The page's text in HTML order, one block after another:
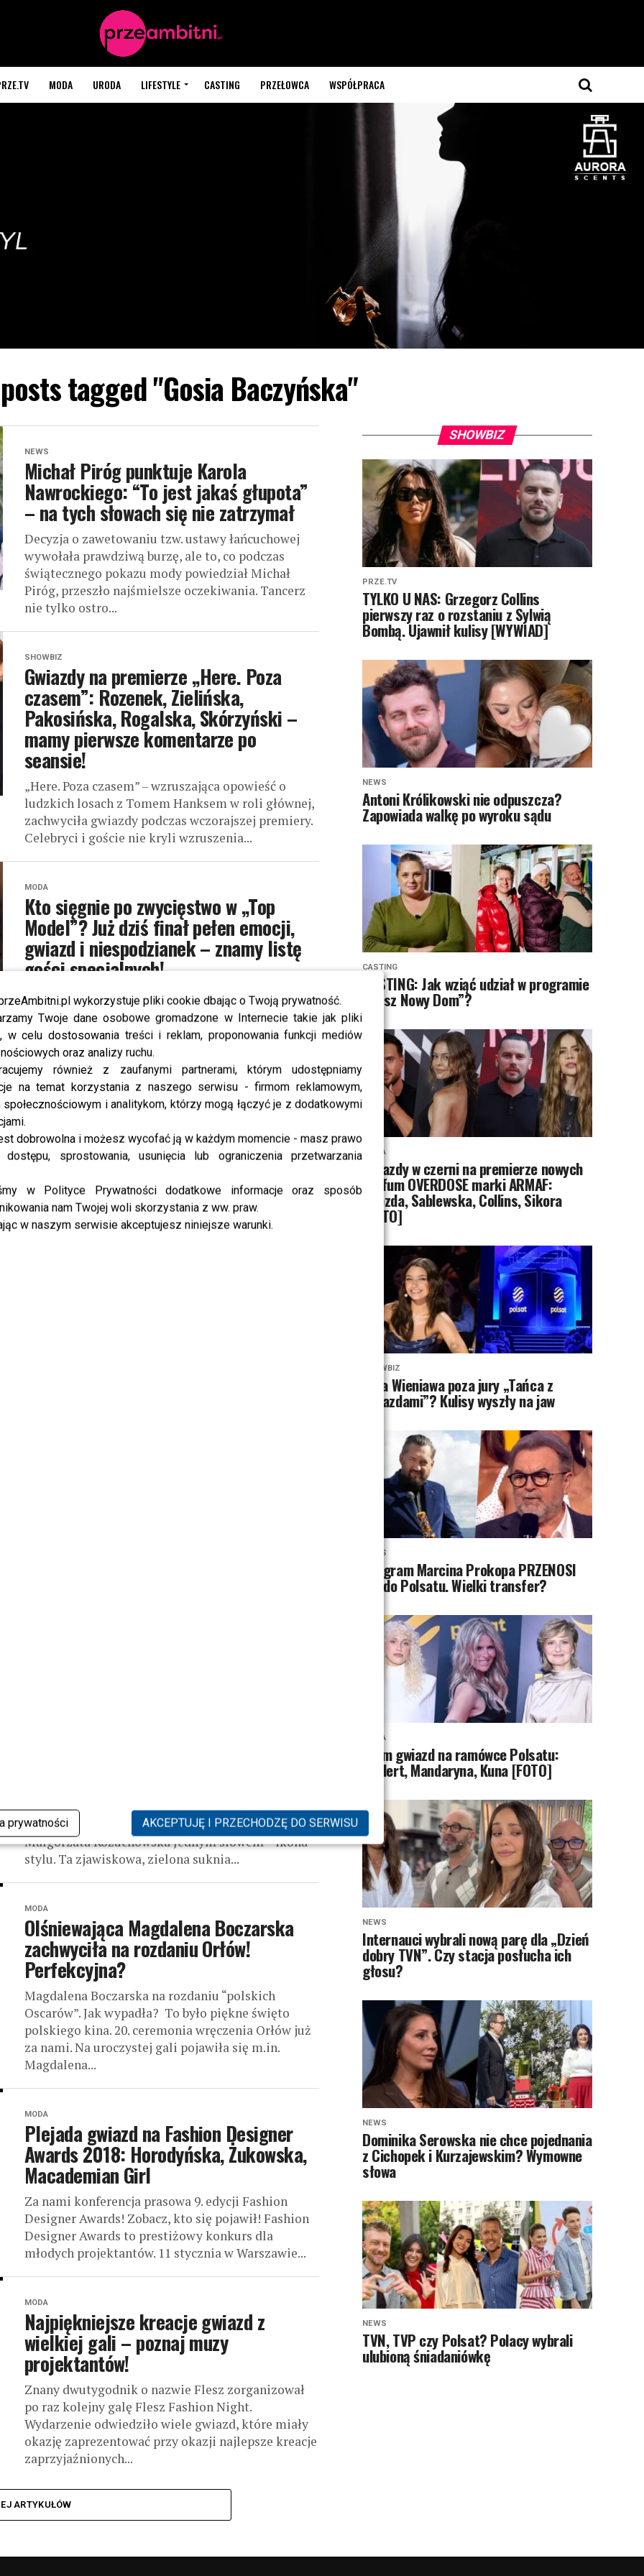
wykorzystuje pliki cookie dbając o Twoją prywatność.
Twoje dane osobowe gromadzone w Internecie takie jak pliki
w celu dostosowania treści i reklam, proponowania funkcji mediów
oraz analizy ruchu.
również z zaufanymi partnerami, którym udostępniamy
na temat korzystania z naszego serwisu - firmom reklamowym,
społecznościowym i analitykom, którzy mogą łączyć je z dodatkowymi
dobrowolna i możesz wycofać ją w każdym momencie - masz prawo
dostępu, sprostowania, usunięcia lub ograniczenia przetwarzania
w Polityce Prywatności dodatkowe informacje oraz sposób
nam Twojej woli skorzystania z ww. praw.
w naszym serwisie akceptujesz niniejsze warunki.
prywatności AKCEPTUJĘ I PRZECHODZĘ DO SERWISU
MODA URODA LIFESTYLE CASTING PRZEŁOWCA WSPÓŁPRACA
tagged "Gosia Baczyńska"
NEWS
Michał Piróg punktuje Karola
Nawrockiego: “To jest jakaś głupota”
– na tych słowach się nie zatrzymał
Decyzja o zawetowaniu tzw. ustawy łańcuchowej
wywołała prawdziwą burzę, ale to, co podczas
świątecznego pokazu mody powiedział Michał
Piróg, przeszło najśmielsze oczekiwania. Tancerz
nie tylko ostro...
SHOWBIZ
Gwiazdy na premierze „Here. Poza
czasem”: Rozenek, Zielińska,
Pakosińska, Rogalska, Skórzyński –
mamy pierwsze komentarze po
seansie!
„Here. Poza czasem” – wzruszająca opowieść o
ludzkich losach z Tomem Hanksem w roli głównej,
zachwyciła gwiazdy podczas wczorajszej premiery.
Celebryci i goście nie kryli wzruszenia...
MODA
Kto sięgnie po zwycięstwo w „Top
Model”? Już dziś finał pełen emocji,
gwiazd i niespodzianek – znamy listę
gości specjalnych!
Już dziś widzowie poznają zwycięzcę 13. edycji „Top
Model”. Walka o tytuł będzie zacięta, a emocje
sięgną zenitu. Ada, Karolina, Klaudia i Hubert to
czwórka najlepszych,...
Stylowe i zachowawcze gwiazdy na
pokazie Gosi Baczyńskiej: biurowa
Sablewska, konserwatywna
Kożuchowska, luksusowa
Przetakiewicz, fioletowa Gessler
[FOTO]
dywanie prezentowały się polskie gwiazdy? Kto
zachwycił najbardziej? Poznajcie topowe stylizacje!
Małgorzata Kożuchowska Jednym słowem – ikona
stylu. Ta zjawiskowa, zielona suknia...
MODA
Olśniewająca Magdalena Boczarska
zachwyciła na rozdaniu Orłów!
Perfekcyjna?
Magdalena Boczarska na rozdaniu “polskich
Oscarów”. Jak wypadła? To było piękne święto
polskiego kina. 20. ceremonia wręczenia Orłów już
za nami. Na uroczystej gali pojawiła się m.in.
Magdalena...
MODA
Plejada gwiazd na Fashion Designer
Awards 2018: Horodyńska, Żukowska,
Macademian Girl
Za nami konferencja prasowa 9. edycji Fashion
Designer Awards! Zobacz, kto się pojawił! Fashion
Designer Awards to prestiżowy konkurs dla
młodych projektantów. 11 stycznia w Warszawie...
MODA
Najpiękniejsze kreacje gwiazd z
wielkiej gali – poznaj muzy
projektantów!
Znany dwutygodnik o nazwie Flesz zorganizował
po raz kolejny galę Flesz Fashion Night.
Wydarzenie odwiedziło wiele gwiazd, które miały
okazję zaprezentować przy okazji najlepsze kreacje
zaprzyjaźnionych...
ARTYKUŁÓW
SHOWBIZ
PRZE.TV
TYLKO U NAS: Grzegorz Collins
pierwszy raz o rozstaniu z Sylwią
Bombą. Ujawnił kulisy [WYWIAD]
NEWS
Antoni Królikowski nie odpuszcza?
Zapowiada walkę po wyroku sądu
CASTING
CASTING: Jak wziąć udział w programie
„Nasz Nowy Dom”?
MODA
Gwiazdy w czerni na premierze nowych
perfum OVERDOSE marki ARMAF:
Opozda, Sablewska, Collins, Sikora
[FOTO]
SHOWBIZ
Julia Wieniawa poza jury „Tańca z
Gwiazdami”? Kulisy wyszły na jaw
NEWS
Program Marcina Prokopa PRZENOSI
SIĘ do Polsatu. Wielki transfer?
MODA
Tłum gwiazd na ramówce Polsatu:
Englert, Mandaryna, Kuna [FOTO]
NEWS
Internauci wybrali nową parę dla „Dzień
dobry TVN”. Czy stacja posłucha ich
głosu?
NEWS
Dominika Serowska nie chce pojednania
z Cichopek i Kurzajewskim? Wymowne
słowa
NEWS
TVN, TVP czy Polsat? Polacy wybrali
ulubioną śniadaniówkę